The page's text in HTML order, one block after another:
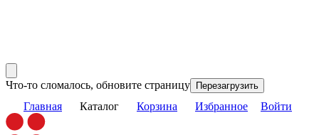
Что-то сломалось, обновите страницу Перезагрузить
Главная Каталог Корзина Избранное Войти